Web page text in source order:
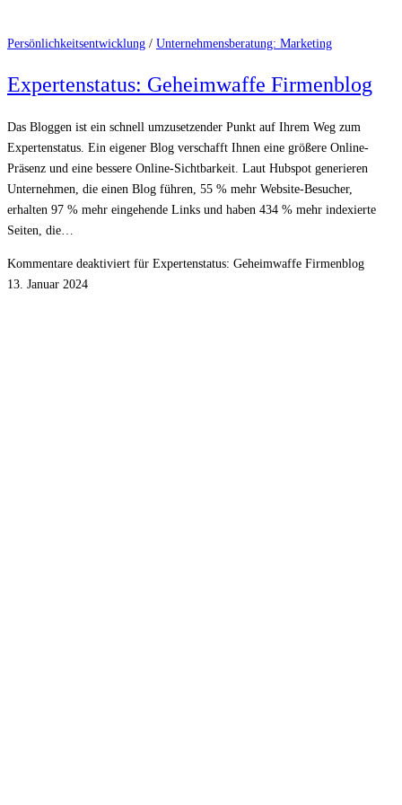
Persönlichkeitsentwicklung / Unternehmensberatung: Marketing
Expertenstatus: Geheimwaffe Firmenblog
Das Bloggen ist ein schnell umzusetzender Punkt auf Ihrem Weg zum
Expertenstatus. Ein eigener Blog verschafft Ihnen eine größere Online-
Präsenz und eine bessere Online-Sichtbarkeit. Laut Hubspot generieren
Unternehmen, die einen Blog führen, 55 % mehr Website-Besucher,
erhalten 97 % mehr eingehende Links und haben 434 % mehr indexierte
Seiten, die…
Kommentare deaktiviert für Expertenstatus: Geheimwaffe Firmenblog
13. Januar 2024